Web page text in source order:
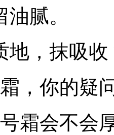
腻。
地，抹吸
，你的疑
霜会不会